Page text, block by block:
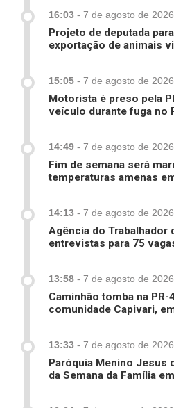
16:03 - 7 de agosto de 2026
Projeto de deputada
exportação de animais
15:05 - 7 de agosto de 2026
Motorista é preso pela
veículo durante fuga no
14:49 - 7 de agosto de 2026
Fim de semana será
temperaturas amenas
14:13 - 7 de agosto de 2026
Agência do Trabalhador
entrevistas para 75
13:58 - 7 de agosto de 2026
Caminhão tomba na
comunidade Capivari,
13:33 - 7 de agosto de 2026
Paróquia Menino Jesus
da Semana da Família